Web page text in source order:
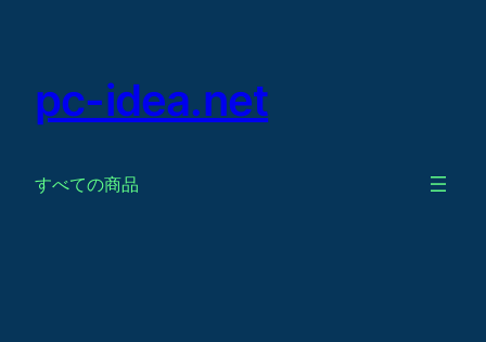
pc-idea.net
すべての商品